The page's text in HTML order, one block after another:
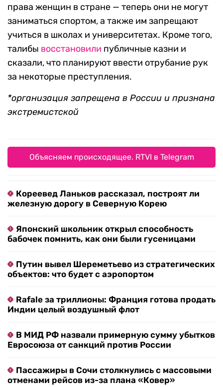
права женщин в стране — теперь они не могут
заниматься спортом, а также им запрещают
учиться в школах и университетах. Кроме того,
талибы восстановили публичные казни и
сказали, что планируют ввести отрубание рук
за некоторые преступления.
*организация запрещена в России и признана
экстремистской
Объясняем происходящее. RTVI в Telegram
Кореевед Ланьков рассказал, построят ли
железную дорогу в Северную Корею
Японский школьник открыл способность
бабочек помнить, как они были гусеницами
Путин вывел Шереметьево из стратегических
объектов: что будет с аэропортом
Rafale за триллионы: Франция готова продать
Индии целый воздушный флот
В МИД РФ назвали примерную сумму убытков
Евросоюза от санкций против России
Пассажиры в Сочи столкнулись с массовыми
отменами рейсов из-за плана «Ковер»